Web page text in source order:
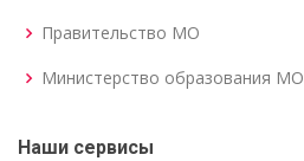
Правительство МО
Министерство образования МО
Наши сервисы